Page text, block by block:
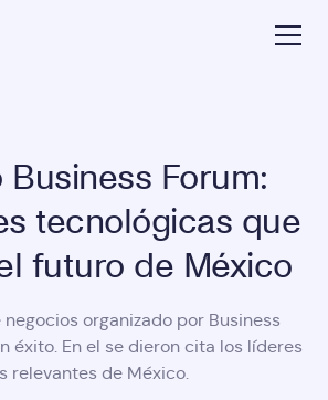
Business Forum:
tecnológicas que
futuro de México
negocios organizado por Business
éxito. En el se dieron cita los líderes
relevantes de México.